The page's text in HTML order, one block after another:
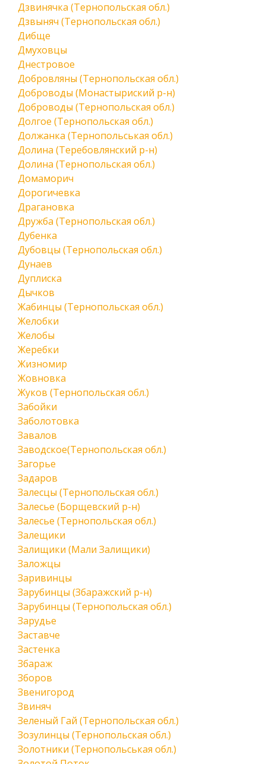
Дзвинячка (Тернопольская обл.)
Дзвыняч (Тернопольская обл.)
Дибще
Дмуховцы
Днестровое
Добровляны (Тернопольская обл.)
Доброводы (Монастыриский р-н)
Доброводы (Тернопольская обл.)
Долгое (Тернопольская обл.)
Должанка (Тернопольськая обл.)
Долина (Теребовлянский р-н)
Долина (Тернопольская обл.)
Домаморич
Дорогичевка
Драгановка
Дружба (Тернопольская обл.)
Дубенка
Дубовцы (Тернопольская обл.)
Дунаев
Дуплиска
Дычков
Жабинцы (Тернопольская обл.)
Желобки
Желобы
Жеребки
Жизномир
Жовновка
Жуков (Тернопольская обл.)
Забойки
Заболотовка
Завалов
Заводское(Тернопольская обл.)
Загорье
Задаров
Залесцы (Тернопольская обл.)
Залесье (Борщевский р-н)
Залесье (Тернопольская обл.)
Залещики
Залищики (Мали Залищики)
Заложцы
Заривинцы
Зарубинцы (Збаражский р-н)
Зарубинцы (Тернопольская обл.)
Зарудье
Заставче
Застенка
Збараж
Зборов
Звенигород
Звиняч
Зеленый Гай (Тернопольская обл.)
Зозулинцы (Тернопольская обл.)
Золотники (Тернопольськая обл.)